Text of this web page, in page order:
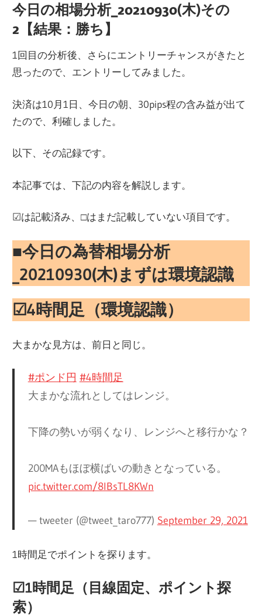
今日の相場分析_20210930(木)その
2【結果：勝ち】
1回目の分析後、さらにエントリーチャンスがきたと
思ったので、エントリーしてみました。
決済は10月1日、今日の朝、30pips程の含み益が出て
たので、利確しました。
以下、その記録です。
本記事では、下記の内容を解説します。
☑︎は記載済み、□はまだ記載していない項目です。
■今日の為替相場分析
_20210930(木)まずは環境認識
☑︎4時間足（環境認識）
大まかな見方は、前日と同じ。
#ポンド円 #4時間足
大まかな流れとしてはレンジ。
下降の勢いが弱くなり、レンジへと移行かな？
200MAもほぼ横ばいの動きとなっている。
pic.twitter.com/8lBsTL8KWn
— tweeter (@tweet_taro777) September 29, 2021
1時間足でポイントを探ります。
☑︎1時間足（目線固定、ポイント探
索）